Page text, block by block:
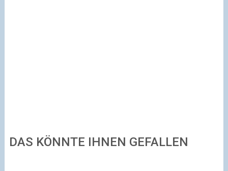
DAS KÖNNTE IHNEN GEFALLEN